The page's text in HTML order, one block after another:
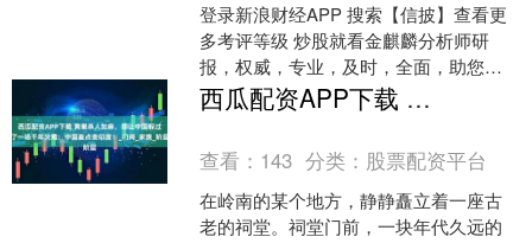
登录新浪财经APP 搜索【信披】查看更
多考评等级 炒股就看金麒麟分析师研
报，权威，专业，及时，全面，助您挖
掘潜力主题机会！ 每经记者|于垚峰 深交
所网站8月7日....
西瓜配资APP下载 黄巢杀人如麻，却让中国躲过了一场千年灾难：中国差点变印度！_门阀_家族_阶层
查看： 143 分类： 股票配资平台
在岭南的某个地方，静静矗立着一座古
老的祠堂。祠堂门前，一块年代久远的